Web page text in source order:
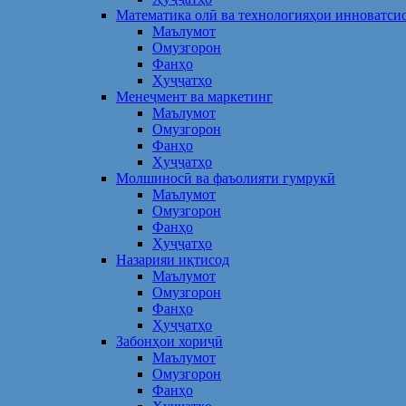
Математика олӣ ва технологияҳои
Маълумот
Омузгорон
Фанҳо
Ҳуҷҷатҳо
Менеҷмент ва маркетинг
Маълумот
Омузгорон
Фанҳо
Ҳуҷҷатҳо
Молшиносӣ ва фаъолияти гумрукӣ
Маълумот
Омузгорон
Фанҳо
Ҳуҷҷатҳо
Назарияи иқтисод
Маълумот
Омузгорон
Фанҳо
Ҳуҷҷатҳо
Забонҳои хориҷӣ
Маълумот
Омузгорон
Фанҳо